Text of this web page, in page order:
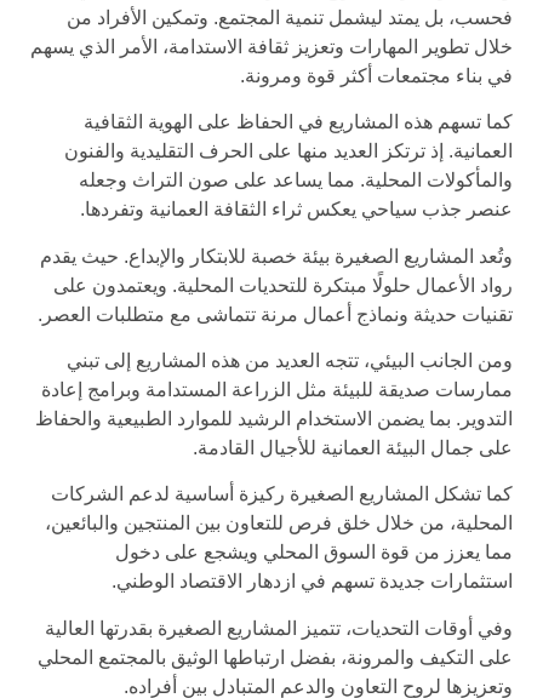
فحسب، بل يمتد ليشمل تنمية المجتمع. وتمكين الأفراد من
خلال تطوير المهارات وتعزيز ثقافة الاستدامة، الأمر الذي يسهم
في بناء مجتمعات أكثر قوة ومرونة.
كما تسهم هذه المشاريع في الحفاظ على الهوية الثقافية
العمانية. إذ ترتكز العديد منها على الحرف التقليدية والفنون
والمأكولات المحلية. مما يساعد على صون التراث وجعله
عنصر جذب سياحي يعكس ثراء الثقافة العمانية وتفردها.
وتُعد المشاريع الصغيرة بيئة خصبة للابتكار والإبداع. حيث يقدم
رواد الأعمال حلولًا مبتكرة للتحديات المحلية. ويعتمدون على
تقنيات حديثة ونماذج أعمال مرنة تتماشى مع متطلبات العصر.
ومن الجانب البيئي، تتجه العديد من هذه المشاريع إلى تبني
ممارسات صديقة للبيئة مثل الزراعة المستدامة وبرامج إعادة
التدوير. بما يضمن الاستخدام الرشيد للموارد الطبيعية والحفاظ
على جمال البيئة العمانية للأجيال القادمة.
كما تشكل المشاريع الصغيرة ركيزة أساسية لدعم الشركات
المحلية، من خلال خلق فرص للتعاون بين المنتجين والبائعين،
مما يعزز من قوة السوق المحلي ويشجع على دخول
استثمارات جديدة تسهم في ازدهار الاقتصاد الوطني.
وفي أوقات التحديات، تتميز المشاريع الصغيرة بقدرتها العالية
على التكيف والمرونة، بفضل ارتباطها الوثيق بالمجتمع المحلي
وتعزيزها لروح التعاون والدعم المتبادل بين أفراده.